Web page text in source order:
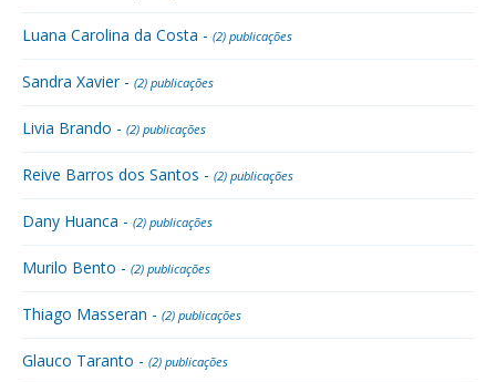
Luana Carolina da Costa - (2) publicações
Sandra Xavier - (2) publicações
Livia Brando - (2) publicações
Reive Barros dos Santos - (2) publicações
Dany Huanca - (2) publicações
Murilo Bento - (2) publicações
Thiago Masseran - (2) publicações
Glauco Taranto - (2) publicações